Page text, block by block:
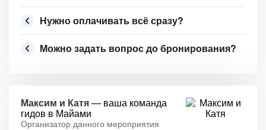
Нужно оплачивать всё сразу?
Можно задать вопрос до бронирования?
Максим и Катя— ваша команда
гидов в Майами
Организатор данного мероприятия